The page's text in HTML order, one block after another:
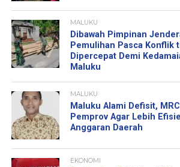
MALUKU
Dibawah Pimpinan
Pemulihan Pasca Konflik
Dipercepat Demi
Maluku
MALUKU
Maluku Alami Defisit,
Pemprov Agar Lebih
Anggaran Daerah
EKONOMI